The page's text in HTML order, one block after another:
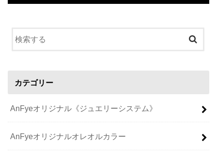
カテゴリー
AnFyeオリジナル《ジュエリーシステム》
AnFyeオリジナルオレオルカラー